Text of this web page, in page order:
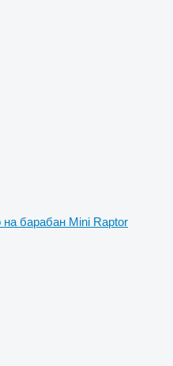
на барабан Mini Raptor